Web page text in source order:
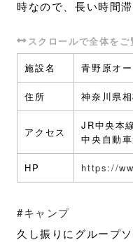
時なので、長い時間
施設名 青野原オ
住所 神奈川県
アクセス
JR中央本
中央自動
HP https://
#キャンプ
久し振りにグループ